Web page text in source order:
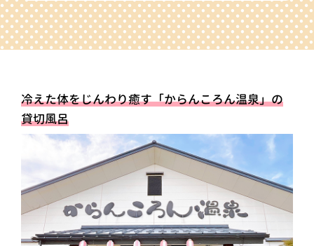
冷えた体をじんわり癒す「からんころん温泉」の
貸切風呂